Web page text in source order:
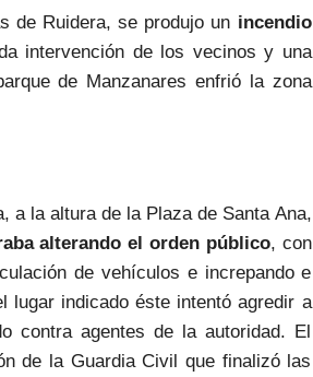
de Ruidera, se produjo un incendio
intervención de los vecinos y una
de Manzanares enfrió la zona
a la altura de la Plaza de Santa Ana,
alterando el orden público, con
de vehículos e increpando e
lugar indicado éste intentó agredir a
contra agentes de la autoridad. El
de la Guardia Civil que finalizó las